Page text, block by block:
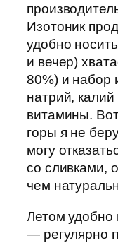
Изотоник
удобно
и вечер)
80%) и набор
натрий,
витамины.
горы я не
могу
со сливками,
чем
Летом удобно
— регулярно